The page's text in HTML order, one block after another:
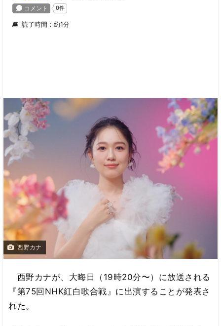
読了時間：約1分
西野カナ
西野カナが、大晦日（19時20分〜）に放送される
『第75回NHK紅白歌合戦』に出演することが発表さ
れた。